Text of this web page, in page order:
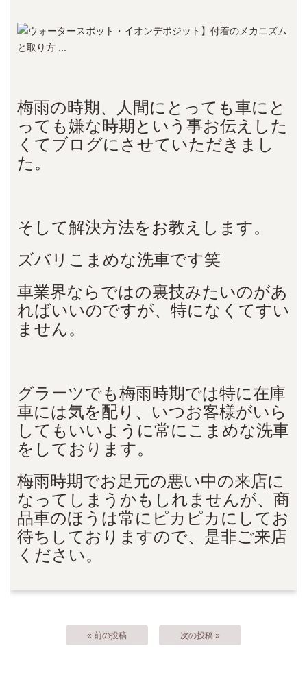
梅雨の時期、人間にとっても車にと
っても嫌な時期という事お伝えした
くてブログにさせていただきまし
た。
そして解決方法をお教えします。
ズバリこまめな洗車です笑
車業界ならではの裏技みたいのがあ
ればいいのですが、特になくてすい
ません。
グラーツでも梅雨時期では特に在庫
車には気を配り、いつお客様がいら
してもいいように常にこまめな洗車
をしております。
梅雨時期でお足元の悪い中の来店に
なってしまうかもしれませんが、商
品車のほうは常にピカピカにしてお
待ちしておりますので、是非ご来店
ください。
« 前の投稿 次の投稿 »